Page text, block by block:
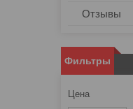
Отзывы
Фильтры
Цена